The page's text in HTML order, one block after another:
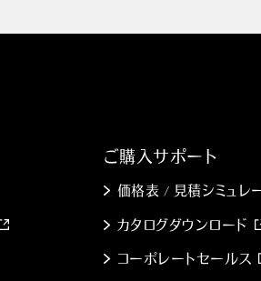
ご購入サポート
価格表 / 見積シミュレ
カタログダウンロード
コーポレートセールス